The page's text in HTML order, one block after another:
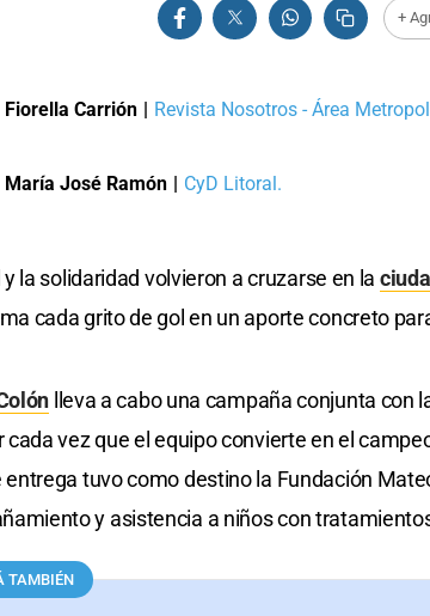
+
Fiorella Carrión | Revista Nosotros - Área
María José Ramón | CyD Litoral.
y la solidaridad volvieron a cruzarse en la
cada grito de gol en un aporte concreto
lleva a cabo una campaña conjunta con
cada vez que el equipo convierte en el
entrega tuvo como destino la Fundación
y asistencia a niños con
TAMBIÉN